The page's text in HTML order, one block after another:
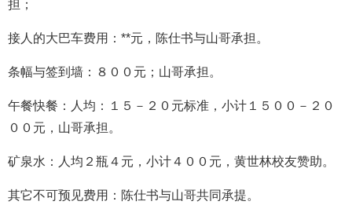
担；
接人的大巴车费用：**元，陈仕书与山哥承担。
条幅与签到墙：８００元；山哥承担。
午餐快餐：人均：１５－２０元标准，小计１５００－２０
００元，山哥承担。
矿泉水：人均２瓶４元，小计４００元，黄世林校友赞助。
其它不可预见费用：陈仕书与山哥共同承提。